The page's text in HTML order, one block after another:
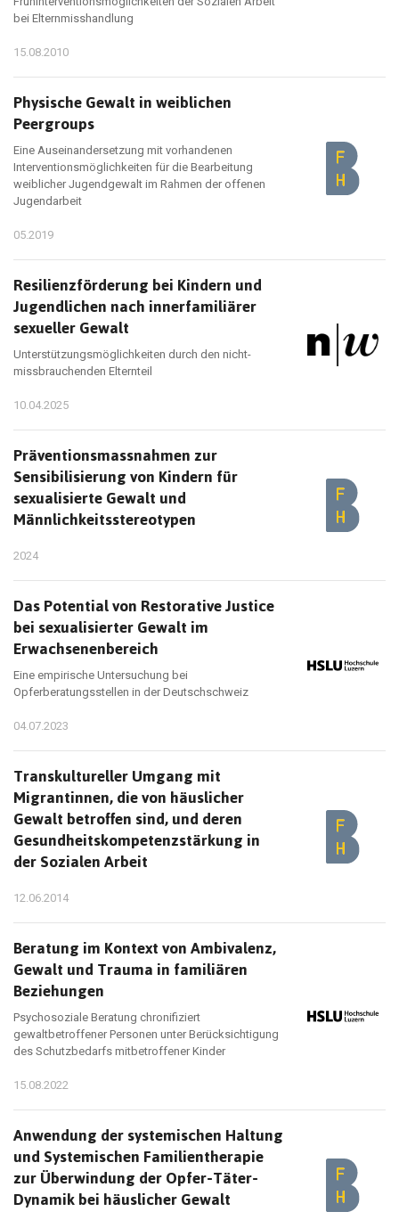
bei Elternmisshandlung
15.08.2010
Physische Gewalt in weiblichen
Peergroups
Eine Auseinandersetzung mit vorhandenen
Interventionsmöglichkeiten für die Bearbeitung
weiblicher Jugendgewalt im Rahmen der offenen
Jugendarbeit
05.2019
Resilienzförderung bei Kindern und
Jugendlichen nach innerfamiliärer
sexueller Gewalt
Unterstützungsmöglichkeiten durch den nicht-
missbrauchenden Elternteil
10.04.2025
Präventionsmassnahmen zur
Sensibilisierung von Kindern für
sexualisierte Gewalt und
Männlichkeitsstereotypen
2024
Das Potential von Restorative Justice
bei sexualisierter Gewalt im
Erwachsenenbereich
Eine empirische Untersuchung bei
Opferberatungsstellen in der Deutschschweiz
04.07.2023
Transkultureller Umgang mit
Migrantinnen, die von häuslicher
Gewalt betroffen sind, und deren
Gesundheitskompetenzstärkung in
der Sozialen Arbeit
12.06.2014
Beratung im Kontext von Ambivalenz,
Gewalt und Trauma in familiären
Beziehungen
Psychosoziale Beratung chronifiziert
gewaltbetroffener Personen unter Berücksichtigung
des Schutzbedarfs mitbetroffener Kinder
15.08.2022
Anwendung der systemischen Haltung
und Systemischen Familientherapie
zur Überwindung der Opfer-Täter-
Dynamik bei häuslicher Gewalt